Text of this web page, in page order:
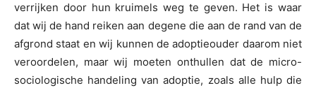
verrijken door hun kruimels weg te geven. Het is waar
dat wij de hand reiken aan degene die aan de rand van de
afgrond staat en wij kunnen de adoptieouder daarom niet
veroordelen, maar wij moeten onthullen dat de micro-
sociologische handeling van adoptie, zoals alle hulp die